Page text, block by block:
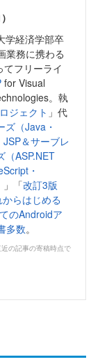
学経済学部卒
業務に携わる
フリーライ
for Visual
。執
ジェクト 」代
ズ（Java・
＆サーブレ
（ASP.NET
・
」「改訂3版
からはじめる
のAndroidア
多数。
の記事の寄稿時点で